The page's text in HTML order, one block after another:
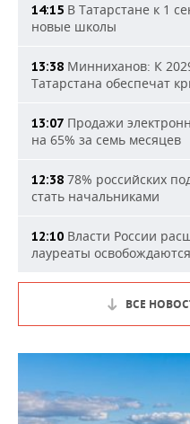
14:15 В Татарстане к 1
новые школы
13:38 Минниханов: К
Татарстана обеспечат
13:07 Продажи
на 65% за семь месяцев
12:38 78% российских
стать начальниками
12:10 Власти России
лауреаты
ВСЕ